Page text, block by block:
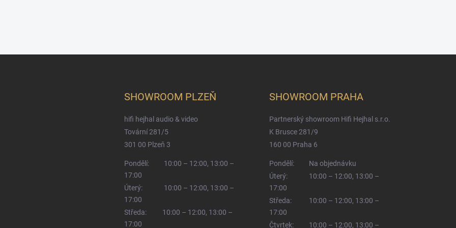
SHOWROOM PLZEŇ
hifi hejhal audio & video
Tovární 281/5
301 00 Plzeň 3
Pondělí:
10:00 – 12:00, 13:00 –
17:00
Úterý:
10:00 – 12:00, 13:00 –
17:00
Středa:
10:00 – 12:00, 13:00 –
17:00
SHOWROOM PRAHA
Partnerský showroom Hifi Hejhal s.r.o.
K Brusce 281/9
160 00 Praha 6
Pondělí:
Na objednávku
Úterý:
10:00 – 12:00, 13:00 –
17:00
Středa:
10:00 – 12:00, 13:00 –
17:00
Čtvrtek:
10:00 – 12:00, 13:00 –